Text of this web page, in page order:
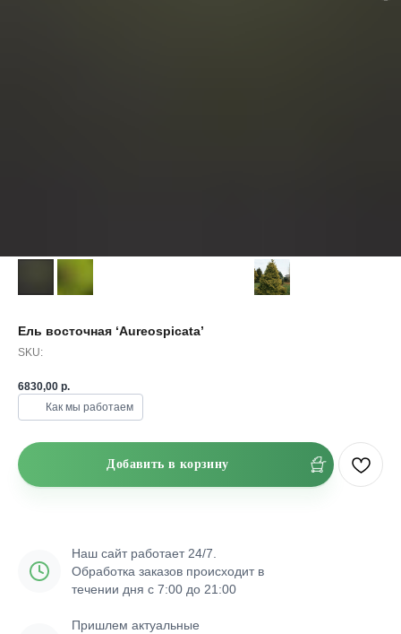
Ель восточная ‘Aureospicata’
SKU:
6830,00 р.
Как мы работаем
Добавить в корзину
Наш сайт работает 24/7.
Обработка заказов происходит в
течении дня с 7:00 до 21:00
Пришлем актуальные